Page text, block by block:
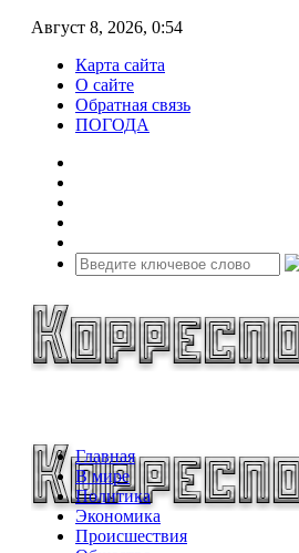
Август 8, 2026, 0:54
Карта сайта
О сайте
Обратная связь
ПОГОДА
Главная
В мире
Политика
Экономика
Происшествия